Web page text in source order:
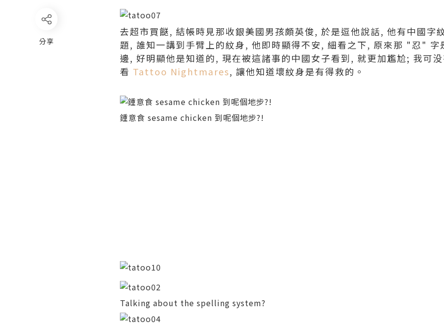
去超市買餸, 結帳時見那收銀美國男孩頗英俊, 於是逗他說話, 他有中國字
題, 誰知一講到手臂上的紋身, 他即時顯得不安, 細看之下, 原來那 "忍"
邊, 好明顯他是知道的, 現在被這諸事的中國女子看到, 就更加尷尬; 我可
看 Tattoo Nightmares, 讓他知道壞紋身是有得救的。
鍾意食 sesame chicken 到呢個地步?!
Talking about the spelling system?
分享